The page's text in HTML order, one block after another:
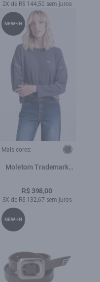
2X de R$ 144,50 sem juros
Mais cores:
Moletom Trademark
R$ 398,00
3X de R$ 132,67 sem juros
NEW-IN
NEW-IN